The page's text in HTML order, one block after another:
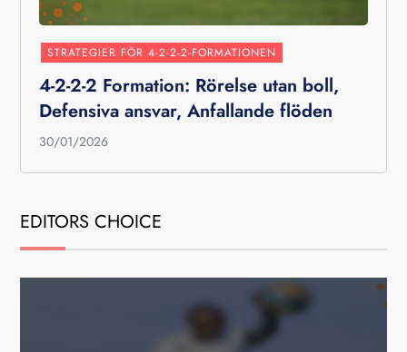
STRATEGIER FÖR 4-2-2-2-FORMATIONEN
4-2-2-2 Formation: Rörelse utan boll,
Defensiva ansvar, Anfallande flöden
30/01/2026
EDITORS CHOICE